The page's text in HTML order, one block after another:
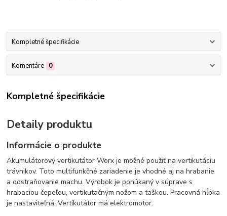
Kompletné špecifikácie
Komentáre 0
Kompletné špecifikácie
Detaily produktu
Informácie o produkte
Akumulátorový vertikutátor Worx je možné použiť na vertikutáciu
trávnikov. Toto multifunkčné zariadenie je vhodné aj na hrabanie
a odstraňovanie machu. Výrobok je ponúkaný v súprave s
hrabaciou čepeľou, vertikutačným nožom a taškou. Pracovná hĺbka
je nastaviteľná. Vertikutátor má elektromotor.